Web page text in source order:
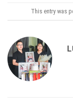
This entry was